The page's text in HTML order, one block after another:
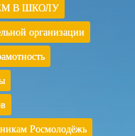
В ШКОЛУ
организации
Росмолодёжь